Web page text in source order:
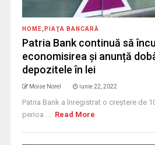
HOME PIAŢA BANCARĂ
Patria Bank continuă să
economisirea și anunță
depozitele în lei
Moise Norel iunie 22, 2022
Patria Bank a înregistrat o creștere de
perioa ... Read More